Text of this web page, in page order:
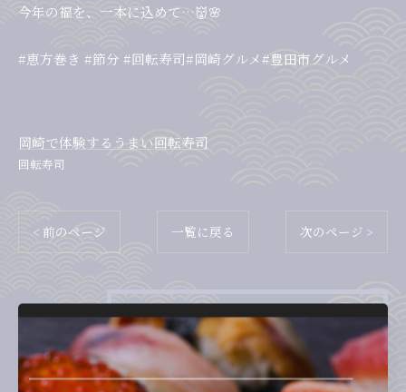
今年の福を、一本に込めて…👹🌸
#恵方巻き #節分 #回転寿司#岡崎グルメ#豊田市グルメ
岡崎で体験するうまい回転寿司
回転寿司
< 前のページ 一覧に戻る 次のページ >
カテゴリー Categories
全てのカテゴリー